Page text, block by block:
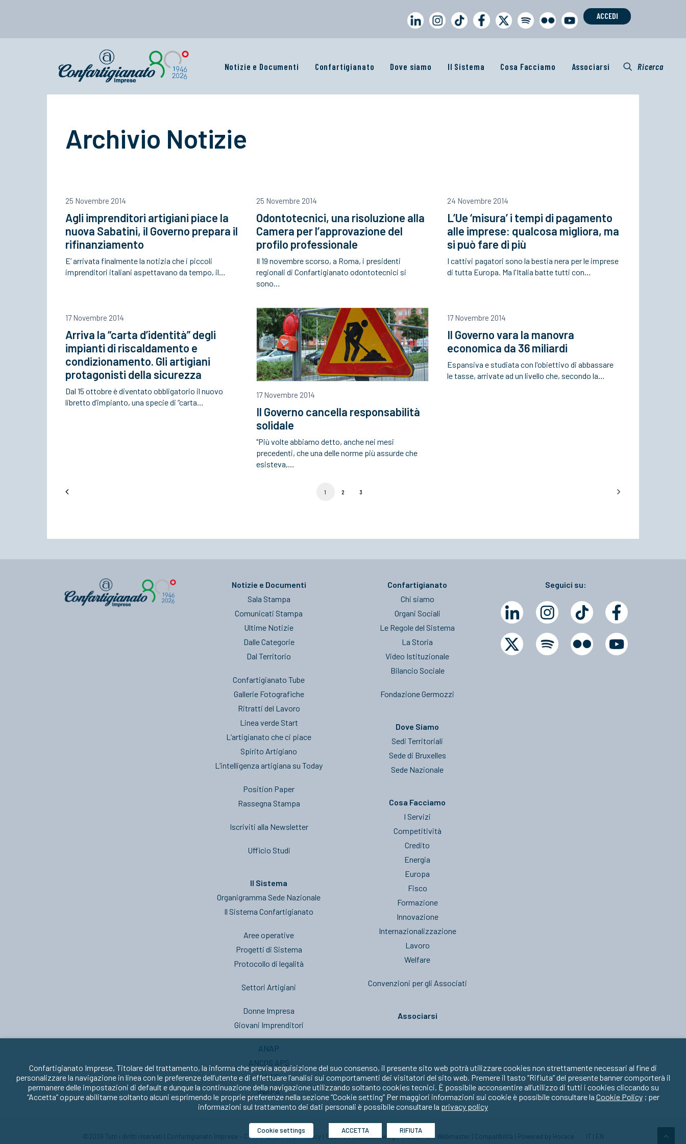
ACCEDI
Notizie e Documenti Confartigianato Dove siamo Il Sistema Cosa Facciamo Associarsi Ricerca
Archivio Notizie
25 Novembre 2014
Agli imprenditori artigiani piace la
nuova Sabatini, il Governo prepara il
rifinanziamento
E’ arrivata finalmente la notizia che i piccoli
imprenditori italiani aspettavano da tempo, il…
25 Novembre 2014
Odontotecnici, una risoluzione alla
Camera per l’approvazione del
profilo professionale
Il 19 novembre scorso, a Roma, i presidenti
regionali di Confartigianato odontotecnici si
sono…
24 Novembre 2014
L’Ue ‘misura’ i tempi di pagamento
alle imprese: qualcosa migliora, ma
si può fare di più
I cattivi pagatori sono la bestia nera per le imprese
di tutta Europa. Ma l'Italia batte tutti con…
17 Novembre 2014
Arriva la “carta d’identità” degli
impianti di riscaldamento e
condizionamento. Gli artigiani
protagonisti della sicurezza
Dal 15 ottobre è diventato obbligatorio il nuovo
libretto d’impianto, una specie di “carta…
17 Novembre 2014
Il Governo cancella responsabilità
solidale
"Più volte abbiamo detto, anche nei mesi
precedenti, che una delle norme più assurde che
esisteva,…
17 Novembre 2014
Il Governo vara la manovra
economica da 36 miliardi
Espansiva e studiata con l'obiettivo di abbassare
le tasse, arrivate ad un livello che, secondo la…
1 2 3
Notizie e Documenti
Sala Stampa
Comunicati Stampa
Ultime Notizie
Dalle Categorie
Dal Territorio
Confartigianato Tube
Gallerie Fotografiche
Ritratti del Lavoro
Linea verde Start
L’artigianato che ci piace
Spirito Artigiano
L’intelligenza artigiana su Today
Position Paper
Rassegna Stampa
Iscriviti alla Newsletter
Ufficio Studi
Il Sistema
Organigramma Sede Nazionale
Il Sistema Confartigianato
Aree operative
Progetti di Sistema
Protocollo di legalità
Settori Artigiani
Donne Impresa
Giovani Imprenditori
ANAP
ANCOS APS
CAAF
INAPA
Confartigianato
Chi siamo
Organi Sociali
Le Regole del Sistema
La Storia
Video Istituzionale
Bilancio Sociale
Fondazione Germozzi
Dove Siamo
Sedi Territoriali
Sede di Bruxelles
Sede Nazionale
Cosa Facciamo
I Servizi
Competitività
Credito
Energia
Europa
Fisco
Formazione
Innovazione
Internazionalizzazione
Lavoro
Welfare
Convenzioni per gli Associati
Associarsi
Seguici su:
©2026 Tutti i diritti riservati | Confartigianato Imprese – C.F. 80429270582 |Privacy Cookie|Whistleblowing|Disclaimer| Webmaster Compatibilità | Powered by Horace IT EN
Confartigianato Imprese, Titolare del trattamento, la informa che previa acquisizione del suo consenso, il presente sito web potrà utilizzare cookies non strettamente necessari al fine di
personalizzare la navigazione in linea con le preferenze dell’utente e di effettuare l’analisi sui comportamenti dei visitatori del sito web. Premere il tasto “Rifiuta” del presente banner comporterà il
permanere delle impostazioni di default e dunque la continuazione della navigazione utilizzando soltanto cookies tecnici. È possibile acconsentire all’utilizzo di tutti i cookies cliccando su
“Accetta” oppure abilitarne soltanto alcuni esprimendo le proprie preferenze nella sezione “Cookie setting” Per maggiori informazioni sui cookie è possibile consultare la Cookie Policy; per
informazioni sul trattamento dei dati personali è possibile consultare la privacy policy
Cookie settings ACCETTA RIFIUTA